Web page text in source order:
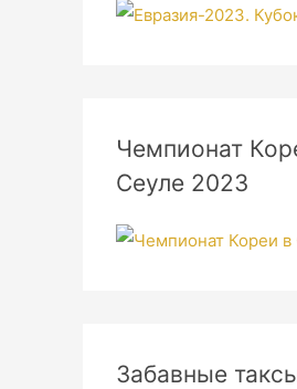
Чемпионат
Сеуле 2023
Забавные